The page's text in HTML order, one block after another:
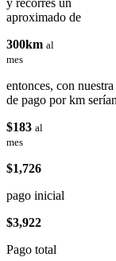
aproximado de
300km al
mes
entonces, con
de pago por km serían
$183 al
mes
$1,726
pago inicial
$3,922
Pago total